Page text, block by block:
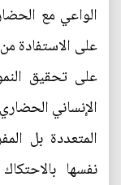
الواعي مع
على الاستفادة
على تحقيق
الإنساني
المتعددة بل
نفسها